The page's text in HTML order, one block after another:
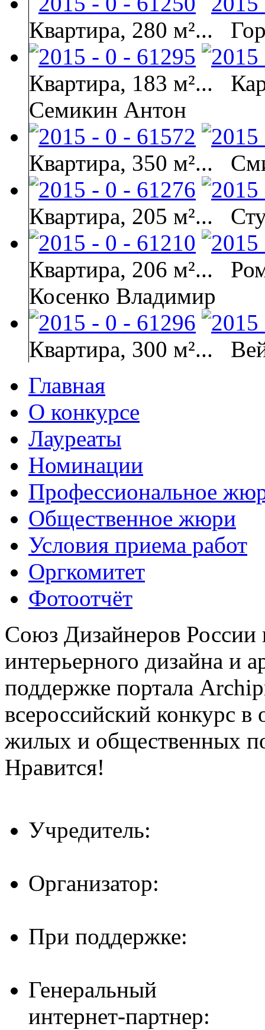
Квартира, 280 м²...
Квартира, 183 м²...
Семикин Антон
Квартира, 350 м²...
Квартира, 205 м²...
Квартира, 206 м²...
Косенко Владимир
Квартира, 300 м²...
Главная
О конкурсе
Лауреаты
Номинации
Профессиональное
Общественное жюри
Условия приема работ
Оргкомитет
Фотоотчёт
Союз Дизайнеров России
интерьерного дизайна и
поддержке портала
всероссийский конкурс в
жилых и общественных
Нравится!
Учредитель:
Организатор:
При поддержке:
Генеральный
интернет-партнер: